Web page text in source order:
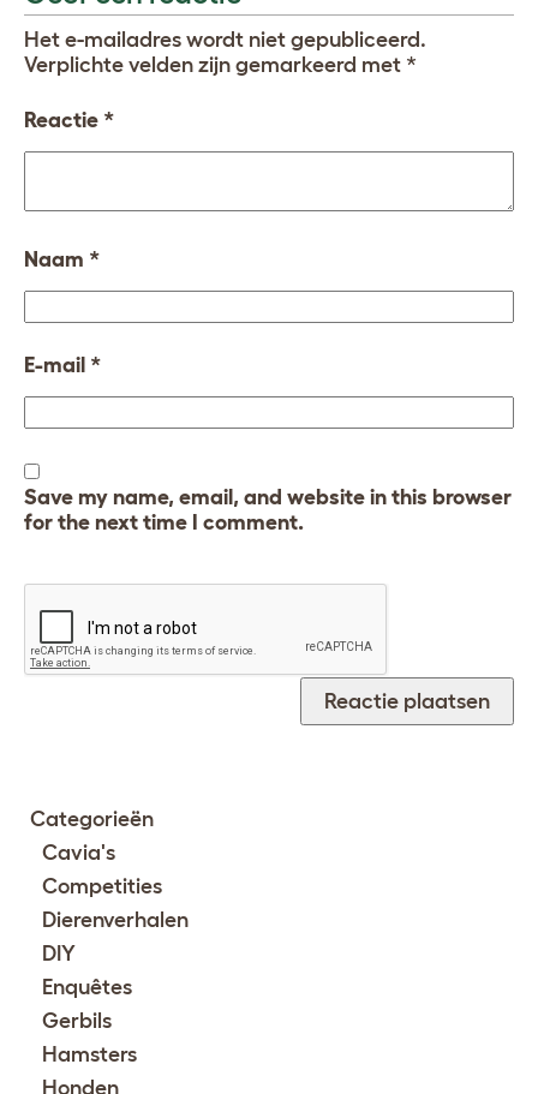
Het e-mailadres wordt niet gepubliceerd.
Verplichte velden zijn gemarkeerd met *
Reactie *
Naam *
E-mail *
Save my name, email, and website in this browser
for the next time I comment.
Categorieën
Cavia's
Competities
Dierenverhalen
DIY
Enquêtes
Gerbils
Hamsters
Honden